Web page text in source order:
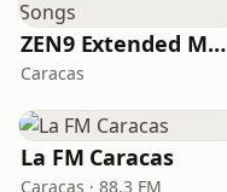
ZEN9 Extended Music Songs
Caracas
La FM Caracas
Caracas · 88.3 FM